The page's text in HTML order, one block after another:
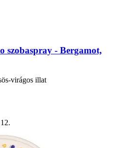
szobaspray -​ Bergamot,
virágos illat